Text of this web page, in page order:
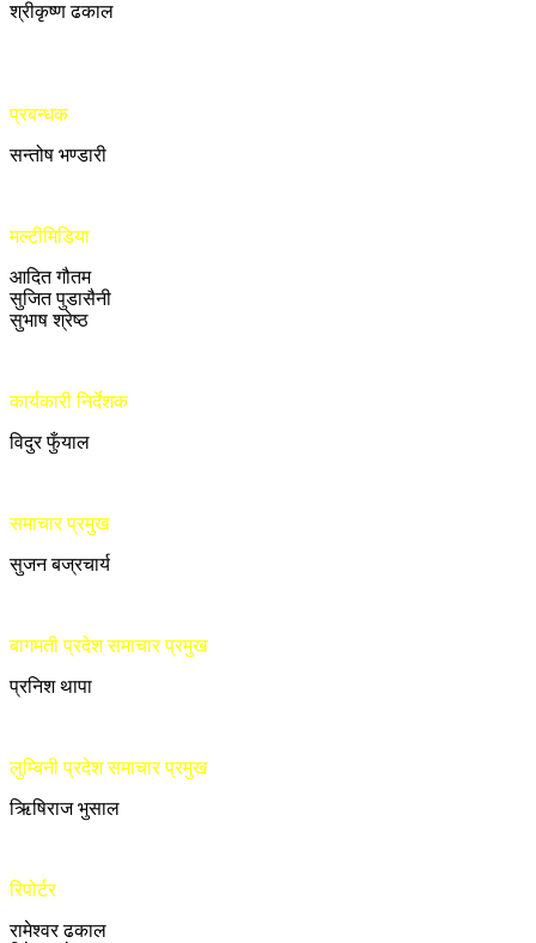
श्रीकृष्ण ढकाल
प्रबन्धक
सन्तोष भण्डारी
मल्टीमिडिया
आदित गौतम
सुजित पुडासैनी
सुभाष श्रेष्ठ
कार्यकारी निर्देशक
विदुर फुँयाल
समाचार प्रमुख
सुजन बज्रचार्य
बागमती प्रदेश समाचार प्रमुख
प्रनिश थापा
लुम्बिनी प्रदेश समाचार प्रमुख
ऋिषिराज भुसाल
रिपोर्टर
रामेश्वर ढकाल